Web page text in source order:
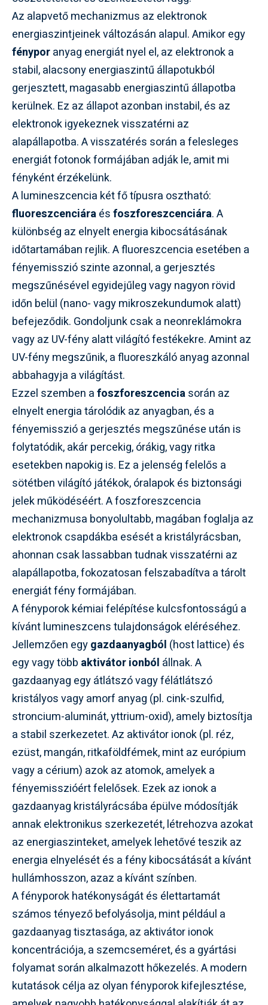
Az alapvető mechanizmus az elektronok
energiaszintjeinek változásán alapul. Amikor egy
fényporanyag energiát nyel el, az elektronok a
stabil, alacsony energiaszintű állapotukból
gerjesztett, magasabb energiaszintű állapotba
kerülnek. Ez az állapot azonban instabil, és az
elektronok igyekeznek visszatérni az
alapállapotba. A visszatérés során a felesleges
energiát fotonok formájában adják le, amit mi
fényként érzékelünk.
A lumineszcencia két fő típusra osztható:
fluoreszcenciáraésfoszforeszcenciára. A
különbség az elnyelt energia kibocsátásának
időtartamában rejlik. A fluoreszcencia esetében a
fényemisszió szinte azonnal, a gerjesztés
megszűnésével egyidejűleg vagy nagyon rövid
időn belül (nano- vagy mikroszekundumok alatt)
befejeződik. Gondoljunk csak a neonreklámokra
vagy az UV-fény alatt világító festékekre. Amint az
UV-fény megszűnik, a fluoreszkáló anyag azonnal
abbahagyja a világítást.
Ezzel szemben afoszforeszcenciasorán az
elnyelt energia tárolódik az anyagban, és a
fényemisszió a gerjesztés megszűnése után is
folytatódik, akár percekig, órákig, vagy ritka
esetekben napokig is. Ez a jelenség felelős a
sötétben világító játékok, óralapok és biztonsági
jelek működéséért. A foszforeszcencia
mechanizmusa bonyolultabb, magában foglalja az
elektronok csapdákba esését a kristályrácsban,
ahonnan csak lassabban tudnak visszatérni az
alapállapotba, fokozatosan felszabadítva a tárolt
energiát fény formájában.
A fényporok kémiai felépítése kulcsfontosságú a
kívánt lumineszcens tulajdonságok eléréséhez.
Jellemzően egygazdaanyagból (host lattice) és
egy vagy több aktivátor ionból állnak. A
gazdaanyag egy átlátszó vagy félátlátszó
kristályos vagy amorf anyag (pl. cink-szulfid,
stroncium-aluminát, yttrium-oxid), amely biztosítja
a stabil szerkezetet. Az aktivátor ionok (pl. réz,
ezüst, mangán, ritkaföldfémek, mint az európium
vagy a cérium) azok az atomok, amelyek a
fényemisszióért felelősek. Ezek az ionok a
gazdaanyag kristályrácsába épülve módosítják
annak elektronikus szerkezetét, létrehozva azokat
az energiaszinteket, amelyek lehetővé teszik az
energia elnyelését és a fény kibocsátását a kívánt
hullámhosszon, azaz a kívánt színben.
A fényporok hatékonyságát és élettartamát
számos tényező befolyásolja, mint például a
gazdaanyag tisztasága, az aktivátor ionok
koncentrációja, a szemcseméret, és a gyártási
folyamat során alkalmazott hőkezelés. A modern
kutatások célja az olyan fényporok kifejlesztése,